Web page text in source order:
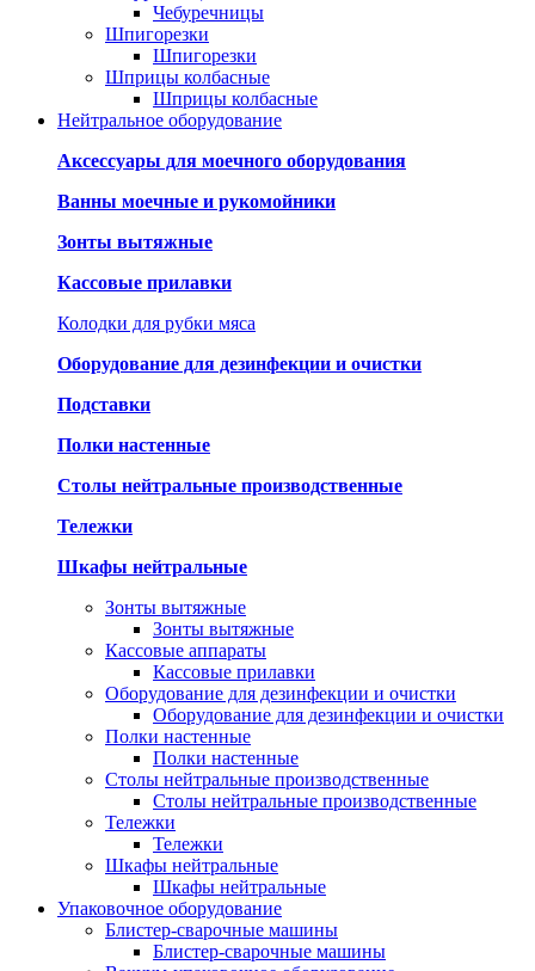
Чебуречницы
Шпигорезки
Шпигорезки
Шприцы колбасные
Шприцы колбасные
Нейтральное оборудование
Аксессуары для моечного оборудования
Ванны моечные и рукомойники
Зонты вытяжные
Кассовые прилавки
Колодки для рубки мяса
Оборудование для дезинфекции и очистки
Подставки
Полки настенные
Столы нейтральные производственные
Тележки
Шкафы нейтральные
Зонты вытяжные
Зонты вытяжные
Кассовые аппараты
Кассовые прилавки
Оборудование для дезинфекции и очистки
Оборудование для дезинфекции и очистки
Полки настенные
Полки настенные
Столы нейтральные производственные
Столы нейтральные производственные
Тележки
Тележки
Шкафы нейтральные
Шкафы нейтральные
Упаковочное оборудование
Блистер-сварочные машины
Блистер-сварочные машины